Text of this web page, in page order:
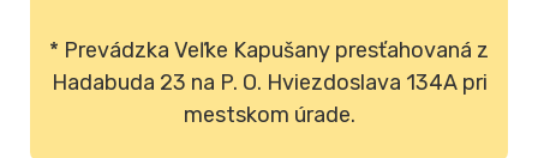
* Prevádzka Veľke Kapušany presťahovaná z
Hadabuda 23 na P. O. Hviezdoslava 134A pri
mestskom úrade.